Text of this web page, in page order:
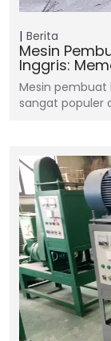
Berita
Mesin
Inggris:
Mesin pembuat
sangat populer